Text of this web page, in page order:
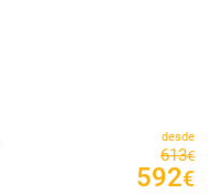
desde
613€
592€